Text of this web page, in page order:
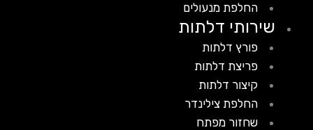
החלפת מנעולים
שירותי דלתות
פורץ דלתות
פריצת דלתות
קיצור דלתות
החלפת צילינדר
שחזור מפתח